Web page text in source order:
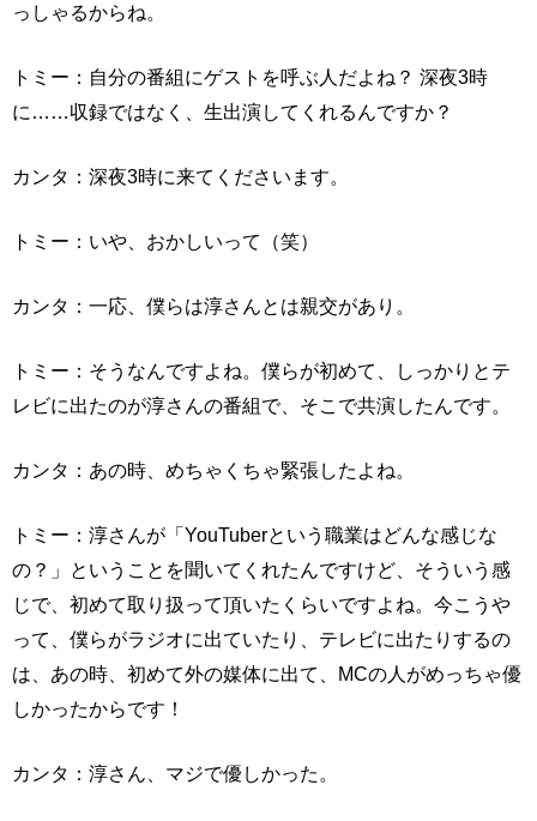
っしゃるからね。
トミー：自分の番組にゲストを呼ぶ人だよね？ 深夜3時
に……収録ではなく、生出演してくれるんですか？
カンタ：深夜3時に来てくださいます。
トミー：いや、おかしいって（笑）
カンタ：一応、僕らは淳さんとは親交があり。
トミー：そうなんですよね。僕らが初めて、しっかりとテ
レビに出たのが淳さんの番組で、そこで共演したんです。
カンタ：あの時、めちゃくちゃ緊張したよね。
トミー：淳さんが「YouTuberという職業はどんな感じな
の？」ということを聞いてくれたんですけど、そういう感
じで、初めて取り扱って頂いたくらいですよね。今こうや
って、僕らがラジオに出ていたり、テレビに出たりするの
は、あの時、初めて外の媒体に出て、MCの人がめっちゃ優
しかったからです！
カンタ：淳さん、マジで優しかった。